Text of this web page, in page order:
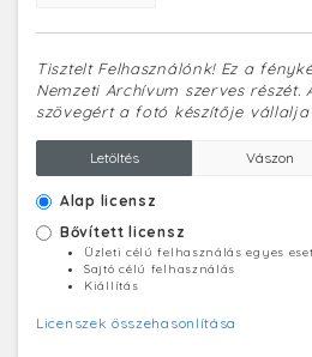
Tisztelt Felhasználónk! Ez a
Nemzeti Archívum szerves
szövegért a fotó készítője vállalja
Letöltés Vászon
Alap licensz
Bővített licensz
Üzleti célú felhasználás egyes
Sajtó célú felhasználás
Kiállítás
Licenszek összehasonlítása